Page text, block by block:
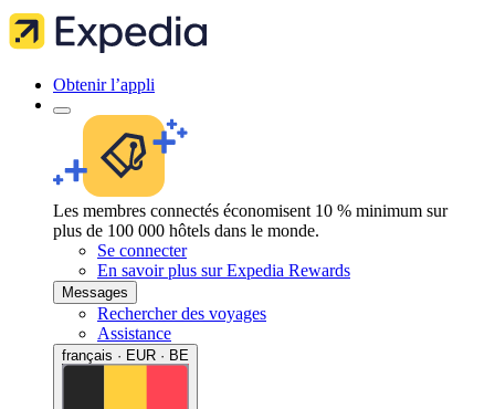
Obtenir l’appli
Les membres connectés économisent 10 % minimum sur
plus de 100 000 hôtels dans le monde.
Se connecter
En savoir plus sur Expedia Rewards
Messages
Rechercher des voyages
Assistance
français · EUR · BE